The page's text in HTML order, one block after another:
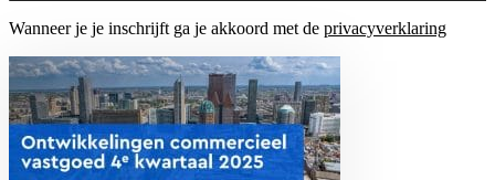
Wanneer je je inschrijft ga je akkoord met de privacyverklaring